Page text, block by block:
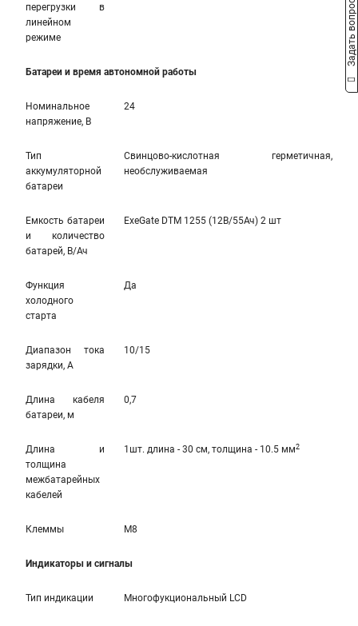
перегрузки в
линейном
режиме
Батареи и время автономной работы
Номинальное
напряжение, В
24
Тип
аккумуляторной
батареи
Свинцово-кислотная герметичная,
необслуживаемая
Емкость батареи
и количество
батарей, В/Ач
ExeGate DTM 1255 (12В/55Ач) 2 шт
Функция
холодного
старта
Да
Диапазон тока
зарядки, А
10/15
Длина кабеля
батареи, м
0,7
Длина и
толщина
межбатарейных
кабелей
1шт. длина - 30 см, толщина - 10.5 мм2
Клеммы M8
Индикаторы и сигналы
Тип индикации Многофукциональный LCD
Задать вопрос